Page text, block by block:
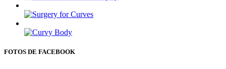
FOTOS DE FACEBOOK